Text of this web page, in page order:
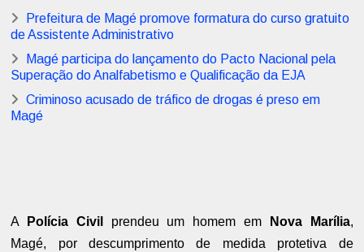
Prefeitura de Magé promove formatura do curso gratuito
de Assistente Administrativo
Magé participa do lançamento do Pacto Nacional pela
Superação do Analfabetismo e Qualificação da EJA
Criminoso acusado de tráfico de drogas é preso em
Magé
A Polícia Civil prendeu um homem em Nova Marília,
Magé, por descumprimento de medida protetiva de